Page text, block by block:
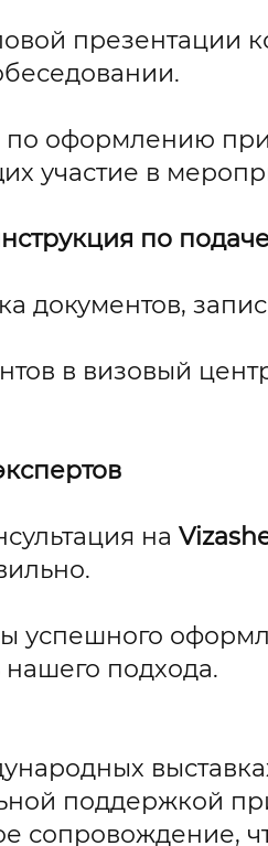
презентации
оформлению
участие в
по
документов,
в визовый
на
успешного
подхода.
поддержкой
сопровождение,